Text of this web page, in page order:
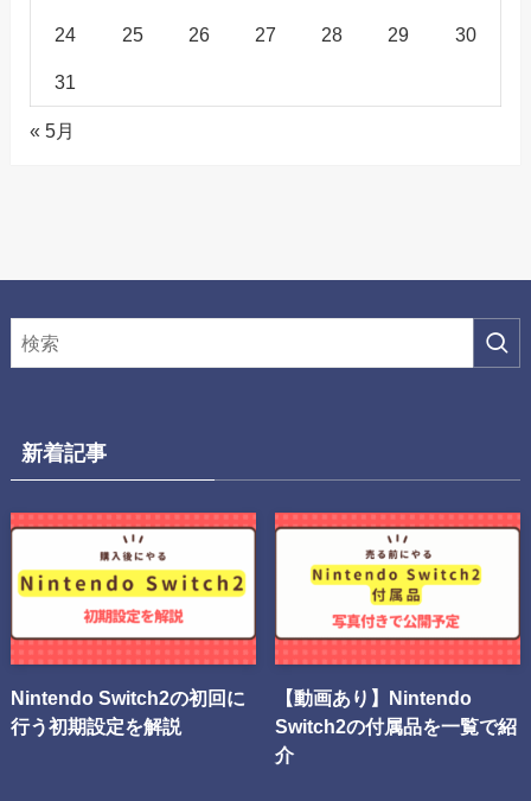
24 25 26 27 28 29 30
31
« 5月
新着記事
Nintendo Switch2の初回に
行う初期設定を解説
【動画あり】Nintendo
Switch2の付属品を一覧で紹
介